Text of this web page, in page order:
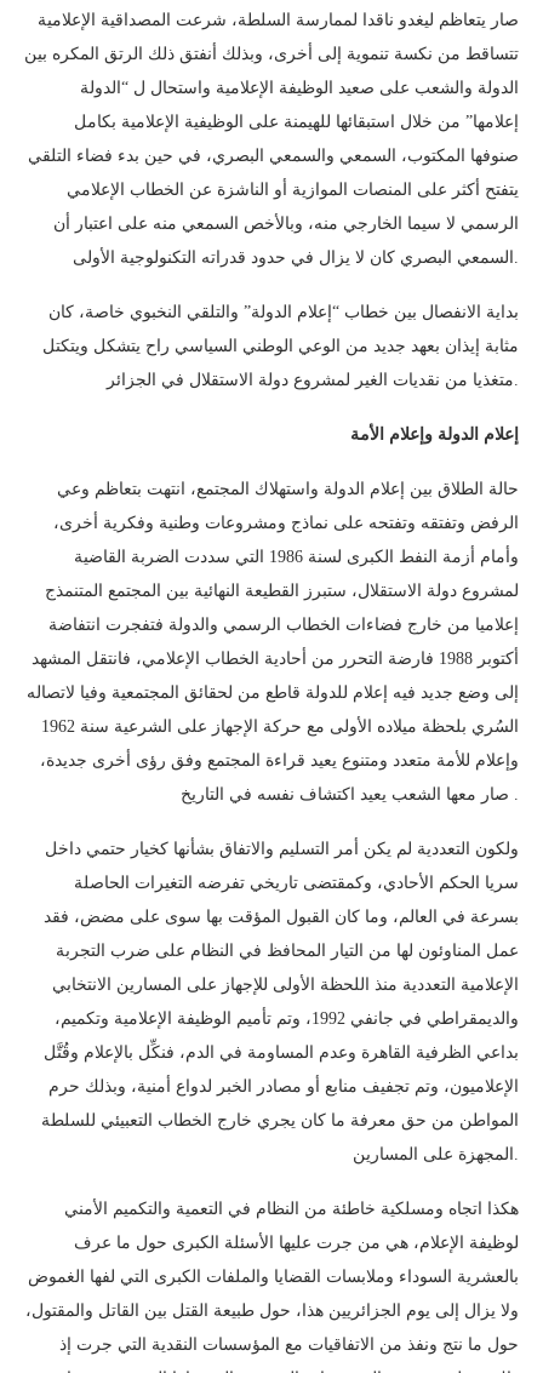
صار يتعاظم ليغدو ناقدا لممارسة السلطة، شرعت المصداقية الإعلامية
تتساقط من نكسة تنموية إلى أخرى، وبذلك أنفتق ذلك الرتق المكره بين
الدولة والشعب على صعيد الوظيفة الإعلامية واستحال ل “الدولة
إعلامها” من خلال استبقائها للهيمنة على الوظيفية الإعلامية بكامل
صنوفها المكتوب، السمعي والسمعي البصري، في حين بدء فضاء التلقي
يتفتح أكثر على المنصات الموازية أو الناشزة عن الخطاب الإعلامي
الرسمي لا سيما الخارجي منه، وبالأخص السمعي منه على اعتبار أن
السمعي البصري كان لا يزال في حدود قدراته التكنولوجية الأولى.
بداية الانفصال بين خطاب “إعلام الدولة” والتلقي النخبوي خاصة، كان
مثابة إيذان بعهد جديد من الوعي الوطني السياسي راح يتشكل ويتكتل
متغذيا من نقديات الغير لمشروع دولة الاستقلال في الجزائر.
إعلام الدولة وإعلام الأمة
حالة الطلاق بين إعلام الدولة واستهلاك المجتمع، انتهت بتعاظم وعي
الرفض وتفتقه وتفتحه على نماذج ومشروعات وطنية وفكرية أخرى،
وأمام أزمة النفط الكبرى لسنة 1986 التي سددت الضربة القاضية
لمشروع دولة الاستقلال، ستبرز القطيعة النهائية بين المجتمع المتنمذج
إعلاميا من خارج فضاءات الخطاب الرسمي والدولة فتفجرت انتفاضة
أكتوبر 1988 فارضة التحرر من أحادية الخطاب الإعلامي، فانتقل المشهد
إلى وضع جديد فيه إعلام للدولة قاطع من لحقائق المجتمعية وفيا لاتصاله
السُري بلحظة ميلاده الأولى مع حركة الإجهاز على الشرعية سنة 1962
وإعلام للأمة متعدد ومتنوع يعيد قراءة المجتمع وفق رؤى أخرى جديدة،
صار معها الشعب يعيد اكتشاف نفسه في التاريخ .
ولكون التعددية لم يكن أمر التسليم والاتفاق بشأنها كخيار حتمي داخل
سريا الحكم الأحادي، وكمقتضى تاريخي تفرضه التغيرات الحاصلة
بسرعة في العالم، وما كان القبول المؤقت بها سوى على مضض، فقد
عمل المناوئون لها من التيار المحافظ في النظام على ضرب التجربة
الإعلامية التعددية منذ اللحظة الأولى للإجهاز على المسارين الانتخابي
والديمقراطي في جانفي 1992، وتم تأميم الوظيفة الإعلامية وتكميم،
بداعي الظرفية القاهرة وعدم المساومة في الدم، فنكِّل بالإعلام وقُتَّل
الإعلاميون، وتم تجفيف منابع أو مصادر الخبر لدواع أمنية، وبذلك حرم
المواطن من حق معرفة ما كان يجري خارج الخطاب التعبيئي للسلطة
المجهزة على المسارين.
هكذا اتجاه ومسلكية خاطئة من النظام في التعمية والتكميم الأمني
لوظيفة الإعلام، هي من جرت عليها الأسئلة الكبرى حول ما عرف
بالعشرية السوداء وملابسات القضايا والملفات الكبرى التي لفها الغموض
ولا يزال إلى يوم الجزائريين هذا، حول طبيعة القتل بين القاتل والمقتول،
حول ما نتج ونفذ من الاتفاقيات مع المؤسسات النقدية التي جرت إذ